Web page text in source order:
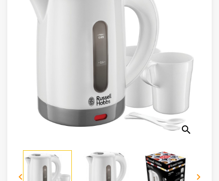
Stockage
Bureautique
Sécurité
search
 